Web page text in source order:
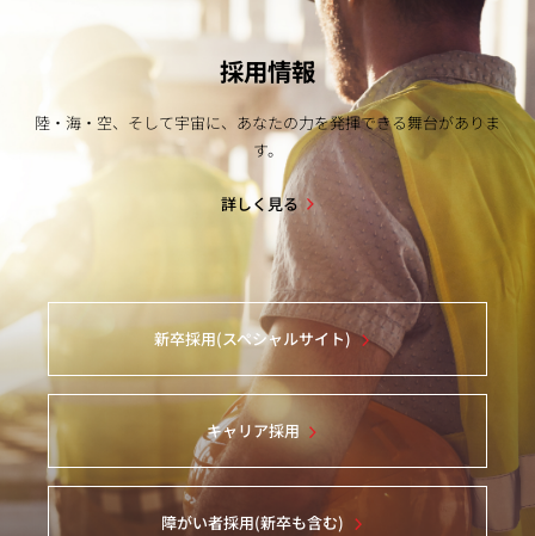
採用情報
陸・海・空、そして宇宙に、あなたの力を発揮できる舞台がありま
す。
詳しく見る
新卒採用(スペシャルサイト)
キャリア採用
障がい者採用(新卒も含む)